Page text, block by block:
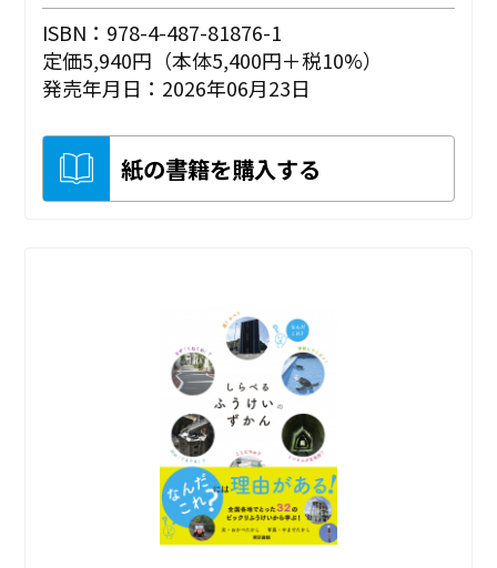
ISBN：978-4-487-81876-1
定価5,940円（本体5,400円＋税10%）
発売年月日：2026年06月23日
紙の書籍を購入する